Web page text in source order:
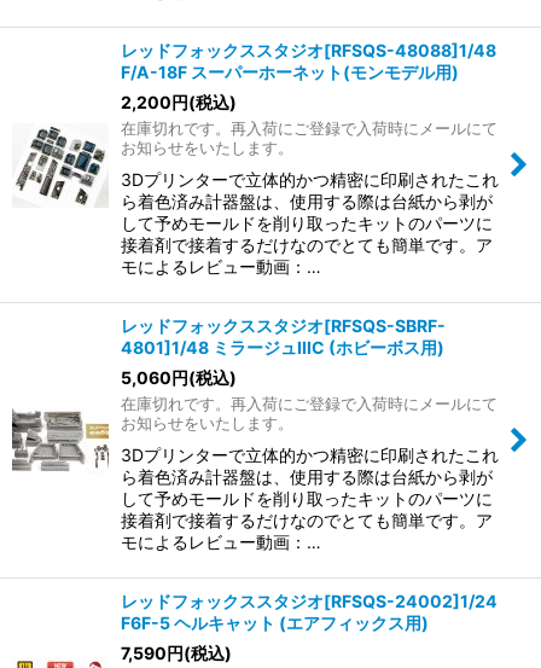
レッドフォックススタジオ[RFSQS-48088]1/48
F/A-18F スーパーホーネット(モンモデル用)
2,200円(税込)
在庫切れです。再入荷にご登録で入荷時にメールにて
お知らせをいたします。
3Dプリンターで立体的かつ精密に印刷されたこれ
ら着色済み計器盤は、使用する際は台紙から剥が
して予めモールドを削り取ったキットのパーツに
接着剤で接着するだけなのでとても簡単です。ア
モによるレビュー動画：…
レッドフォックススタジオ[RFSQS-SBRF-
4801]1/48 ミラージュIIIC (ホビーボス用)
5,060円(税込)
在庫切れです。再入荷にご登録で入荷時にメールにて
お知らせをいたします。
3Dプリンターで立体的かつ精密に印刷されたこれ
ら着色済み計器盤は、使用する際は台紙から剥が
して予めモールドを削り取ったキットのパーツに
接着剤で接着するだけなのでとても簡単です。ア
モによるレビュー動画：…
レッドフォックススタジオ[RFSQS-24002]1/24
F6F-5 ヘルキャット (エアフィックス用)
7,590円(税込)